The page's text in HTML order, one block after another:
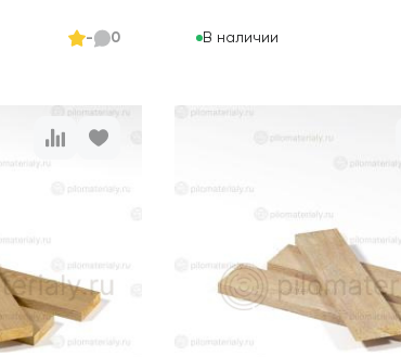
- 0 В наличии